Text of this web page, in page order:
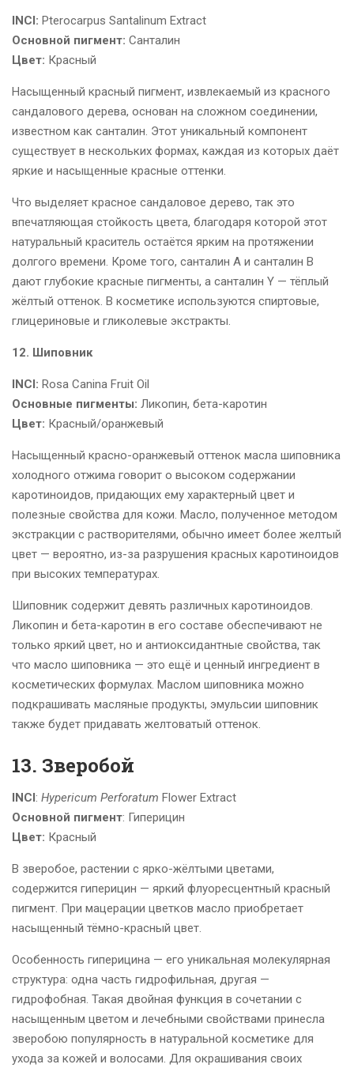
INCI: Pterocarpus Santalinum Extract
Основной пигмент: Санталин
Цвет: Красный
Насыщенный красный пигмент, извлекаемый из красного
сандалового дерева, основан на сложном соединении,
известном как санталин. Этот уникальный компонент
существует в нескольких формах, каждая из которых даёт
яркие и насыщенные красные оттенки.
Что выделяет красное сандаловое дерево, так это
впечатляющая стойкость цвета, благодаря которой этот
натуральный краситель остаётся ярким на протяжении
долгого времени. Кроме того, санталин А и санталин В
дают глубокие красные пигменты, а санталин Y — тёплый
жёлтый оттенок. В косметике используются спиртовые,
глицериновые и гликолевые экстракты.
12. Шиповник
INCI: Rosa Canina Fruit Oil
Основные пигменты: Ликопин, бета-каротин
Цвет: Красный/оранжевый
Насыщенный красно-оранжевый оттенок масла шиповника
холодного отжима говорит о высоком содержании
каротиноидов, придающих ему характерный цвет и
полезные свойства для кожи. Масло, полученное методом
экстракции с растворителями, обычно имеет более желтый
цвет — вероятно, из-за разрушения красных каротиноидов
при высоких температурах.
Шиповник содержит девять различных каротиноидов.
Ликопин и бета-каротин в его составе обеспечивают не
только яркий цвет, но и антиоксидантные свойства, так
что масло шиповника — это ещё и ценный ингредиент в
косметических формулах. Маслом шиповника можно
подкрашивать масляные продукты, эмульсии шиповник
также будет придавать желтоватый оттенок.
13. Зверобой
INCI: Hypericum Perforatum Flower Extract
Основной пигмент: Гиперицин
Цвет: Красный
В зверобое, растении с ярко-жёлтыми цветами,
содержится гиперицин — яркий флуоресцентный красный
пигмент. При мацерации цветков масло приобретает
насыщенный тёмно-красный цвет.
Особенность гиперицина — его уникальная молекулярная
структура: одна часть гидрофильная, другая —
гидрофобная. Такая двойная функция в сочетании с
насыщенным цветом и лечебными свойствами принесла
зверобою популярность в натуральной косметике для
ухода за кожей и волосами. Для окрашивания своих